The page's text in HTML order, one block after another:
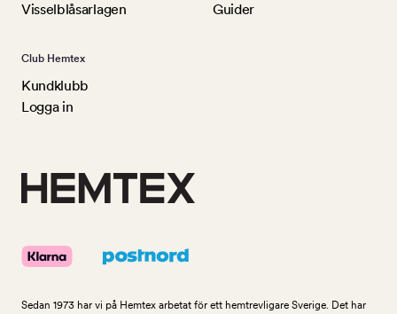
Visselblåsarlagen
Guider
Club Hemtex
Kundklubb
Logga in
Sedan 1973 har vi på Hemtex arbetat för ett hemtrevligare Sverige. Det har